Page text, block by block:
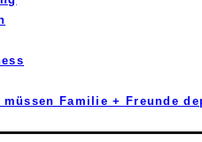
müssen Familie + Freunde